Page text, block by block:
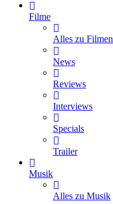
Filme
Alles zu Filmen
News
Reviews
Interviews
Specials
Trailer
Musik
Alles zu Musik